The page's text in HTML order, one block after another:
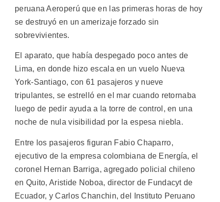
peruana Aeroperú que en las primeras horas de hoy
se destruyó en un amerizaje forzado sin
sobrevivientes.
El aparato, que había despegado poco antes de
Lima, en donde hizo escala en un vuelo Nueva
York-Santiago, con 61 pasajeros y nueve
tripulantes, se estrelló en el mar cuando retornaba
luego de pedir ayuda a la torre de control, en una
noche de nula visibilidad por la espesa niebla.
Entre los pasajeros figuran Fabio Chaparro,
ejecutivo de la empresa colombiana de Energía, el
coronel Hernan Barriga, agregado policial chileno
en Quito, Aristide Noboa, director de Fundacyt de
Ecuador, y Carlos Chanchin, del Instituto Peruano